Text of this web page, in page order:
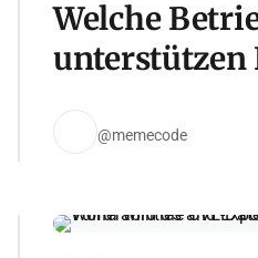
Welche
unterstützen
@memecode